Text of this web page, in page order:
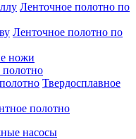
Ленточное полотно по
Ленточное полотно по
ножи
Твердосплавное
полотно
насосы